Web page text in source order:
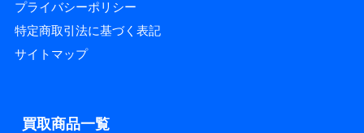
プライバシーポリシー
特定商取引法に基づく表記
サイトマップ
買取商品一覧